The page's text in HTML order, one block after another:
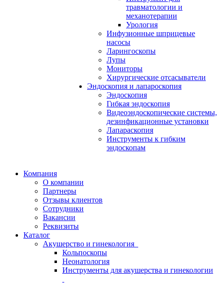
травматологии и
механотерапии
Урология
Инфузионные шприцевые
насосы
Ларингоскопы
Лупы
Мониторы
Хирургические отсасыватели
Эндоскопия и лапароскопия
Эндоскопия
Гибкая эндоскопия
Видеоэндоскопические системы,
дезинфикационные установки
Лапараскопия
Инструменты к гибким
эндоскопам
Компания
О компании
Партнеры
Отзывы клиентов
Сотрудники
Вакансии
Реквизиты
Каталог
Акушерство и гинекология
Кольпоскопы
Неонатология
Инструменты для акушерства и гинекологии